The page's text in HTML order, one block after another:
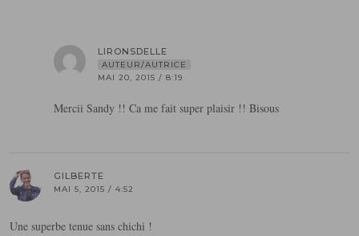
LIRONSDELLE
AUTEUR/AUTRICE
MAI 20, 2015 / 8:19
Mercii Sandy !! Ca me fait super plaisir !! Bisous
GILBERTE
MAI 5, 2015 / 4:52
Une superbe tenue sans chichi !